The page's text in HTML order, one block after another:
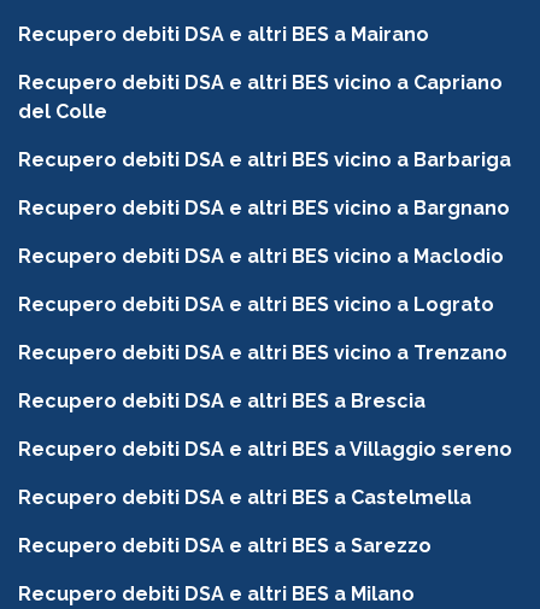
Recupero debiti DSA e altri BES a Mairano
Recupero debiti DSA e altri BES vicino a Capriano
del Colle
Recupero debiti DSA e altri BES vicino a Barbariga
Recupero debiti DSA e altri BES vicino a Bargnano
Recupero debiti DSA e altri BES vicino a Maclodio
Recupero debiti DSA e altri BES vicino a Lograto
Recupero debiti DSA e altri BES vicino a Trenzano
Recupero debiti DSA e altri BES a Brescia
Recupero debiti DSA e altri BES a Villaggio sereno
Recupero debiti DSA e altri BES a Castelmella
Recupero debiti DSA e altri BES a Sarezzo
Recupero debiti DSA e altri BES a Milano